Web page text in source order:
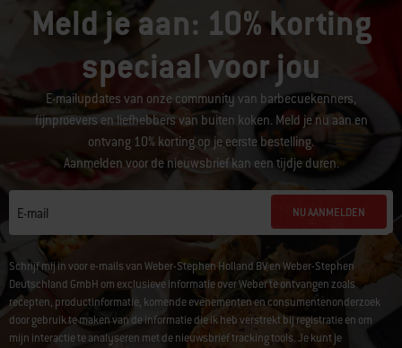
Meld je aan: 10% korting
speciaal voor jou
E-mailupdates van onze community van barbecuekenners,
fijnproevers en liefhebbers van buiten koken. Meld je nu aan en
ontvang 10% korting op je eerste bestelling.
Aanmelden voor de nieuwsbrief kan een tijdje duren.
E-mail NU AANMELDEN
Schrijf mij in voor e-mails van Weber-Stephen Holland BV en Weber-Stephen
Deutschland GmbH om exclusieve informatie over Weber te ontvangen zoals
recepten, productinformatie, komende evenementen en consumentenonderzoek
door gebruik te maken van de informatie die ik heb verstrekt bij registratie en om
mijn interactie te analyseren met de nieuwsbrief tracking tools. Je kunt je